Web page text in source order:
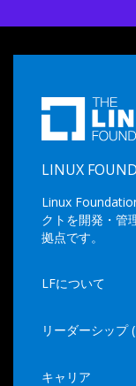
LINUX
Linux
クトを開発・管
拠点です。
LFについて
リーダーシップ
キャリア